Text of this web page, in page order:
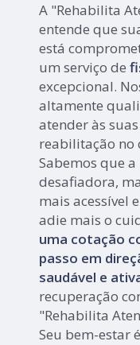
A "Rehabilita
entende que
está
um serviço de
excepcional.
altamente
atender às
reabilitação no
Sabemos que
desafiadora,
mais acessível
adie mais o
uma cotação
passo em
saudável e
recuperação
"Rehabilita
Seu bem-estar